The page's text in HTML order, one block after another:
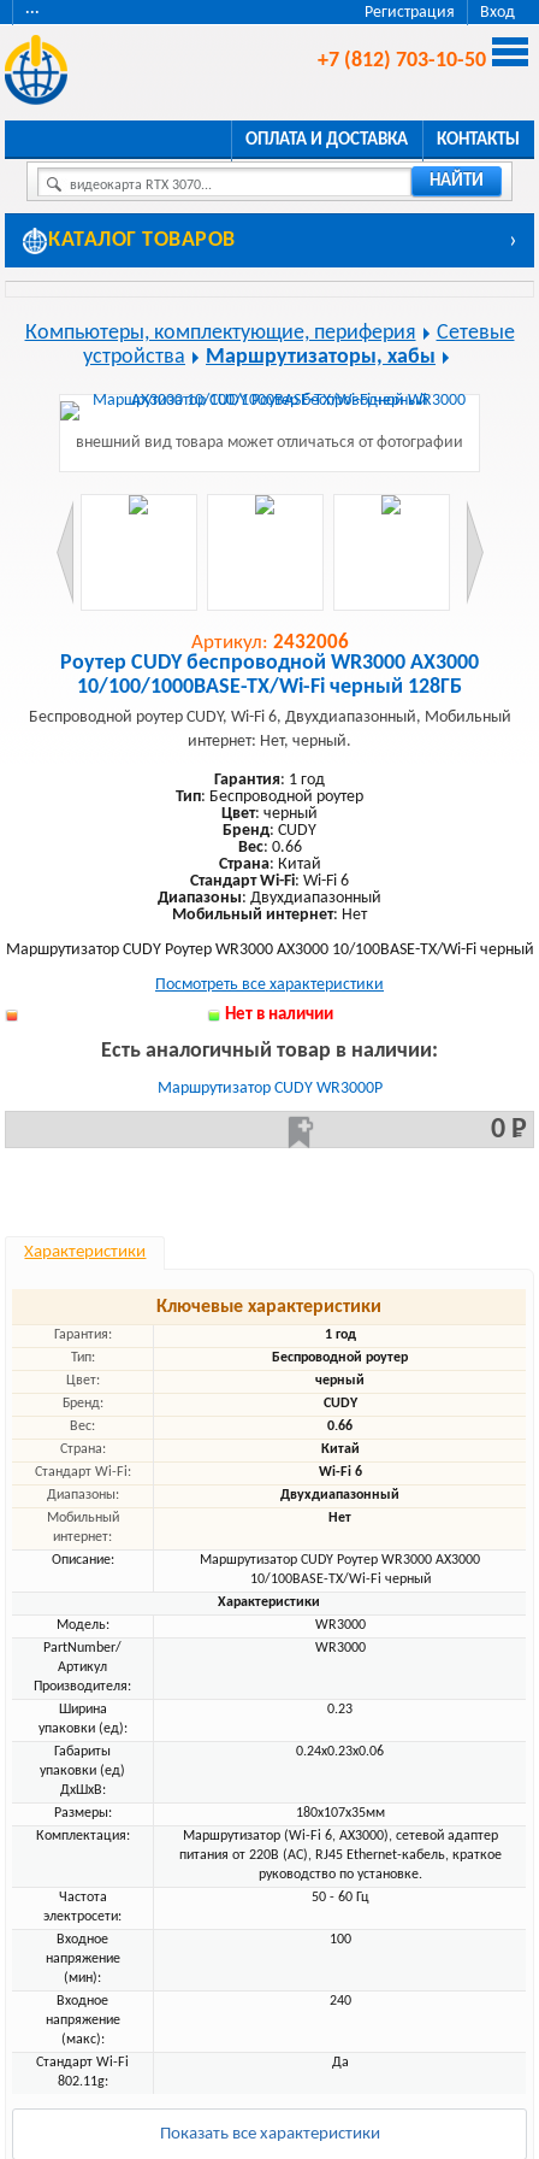
Регистрация Вход
···
+7 (812) 703-10-50
ОПЛАТА И ДОСТАВКА КОНТАКТЫ
видеокарта RTX 3070... НАЙТИ
КАТАЛОГ ТОВАРОВ ›
Компьютеры, комплектующие, периферия
Сетевые
устройства
Маршрутизаторы, хабы
внешний вид товара может отличаться от фотографии
Артикул: 2432006
Роутер CUDY беспроводной WR3000 AX3000
10/100/1000BASE-TX/Wi-Fi черный 128ГБ
Беспроводной роутер CUDY, Wi-Fi 6, Двухдиапазонный, Мобильный
интернет: Нет, черный.
Гарантия: 1 год
Тип: Беспроводной роутер
Цвет: черный
Бренд: CUDY
Вес: 0.66
Страна: Китай
Стандарт Wi-Fi: Wi-Fi 6
Диапазоны: Двухдиапазонный
Мобильный интернет: Нет
Маршрутизатор CUDY Роутер WR3000 AX3000 10/100BASE-TX/Wi-Fi черный
Посмотреть все характеристики
Нет в наличии
Есть аналогичный товар в наличии:
Маршрутизатор CUDY WR3000P
0 Р
Характеристики
Ключевые характеристики
Гарантия:
1 год
Тип:
Беспроводной роутер
Цвет:
черный
Бренд:
CUDY
Вес:
0.66
Страна:
Китай
Стандарт Wi-Fi:
Wi-Fi 6
Диапазоны:
Двухдиапазонный
Мобильный
интернет:
Нет
Описание:
Маршрутизатор CUDY Роутер WR3000 AX3000
10/100BASE-TX/Wi-Fi черный
Характеристики
Модель:
WR3000
PartNumber/
Артикул
Производителя:
WR3000
Ширина
упаковки (ед):
0.23
Габариты
упаковки (ед)
ДхШхВ:
0.24x0.23x0.06
Размеры:
180x107x35мм
Комплектация:
Маршрутизатор (Wi-Fi 6, AX3000), cетевой адаптер
питания от 220В (АС), RJ45 Ethernet-кабель, краткое
руководство по установке.
Частота
электросети:
50 - 60 Гц
Входное
напряжение
(мин):
100
Входное
напряжение
(макс):
240
Стандарт Wi-Fi
802.11g:
Да
Показать все характеристики